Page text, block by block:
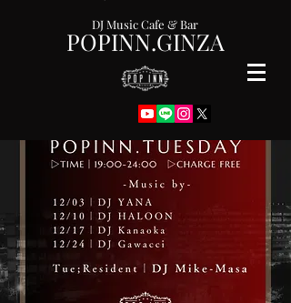
POPINN.GINZA
DJ Music Cafe & Bar